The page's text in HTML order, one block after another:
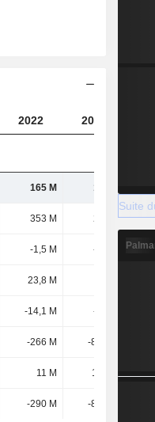
2022 2023
165 M 130 M
353 M 266 M
-1,5 M -1,6 M
23,8 M
-14,1 M -2,8 M
-266 M -81,7 M
11 M 11,5 M
-290 M -82,1 M
Suite